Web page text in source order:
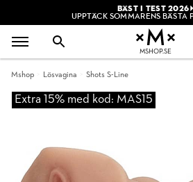
BÄST I TEST 2026
UPPTÄCK SOMMARENS BÄSTA
MSHOP.SE
Mshop Lösvagina Shots S-Line
Extra 15% med kod: MAS15